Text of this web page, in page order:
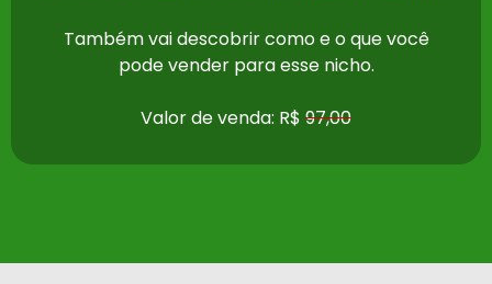
Também vai descobrir como e o que você
pode vender para esse nicho.
Valor de venda: R$ 97,00